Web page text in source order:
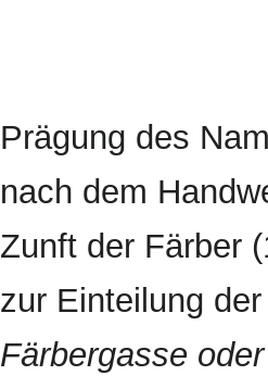
Prägung des
nach dem
Zunft der Färber
zur Einteilung
Färbergasse